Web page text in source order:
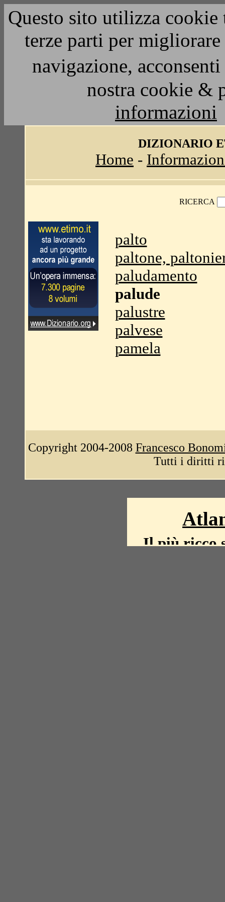
Questo sito utilizza
terze parti per
navigazione,
nostra cookie &
informazioni
DIZIONARIO
Home -
RICERCA
palto
paltone,
paludamento
palude
palustre
palvese
pamela
Copyright 2004-2008 Francesco
Tutti i diritti
Il più ricco